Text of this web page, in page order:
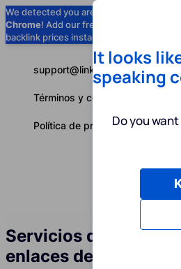
We detected you are using
Chrome! Add our free extension to check
backlink prices instantly as you browse.
support@linkbuilder.com
Términos y condiciones
Política de privacidad
Servicios de
enlaces de foros
It looks
speaking
Do you